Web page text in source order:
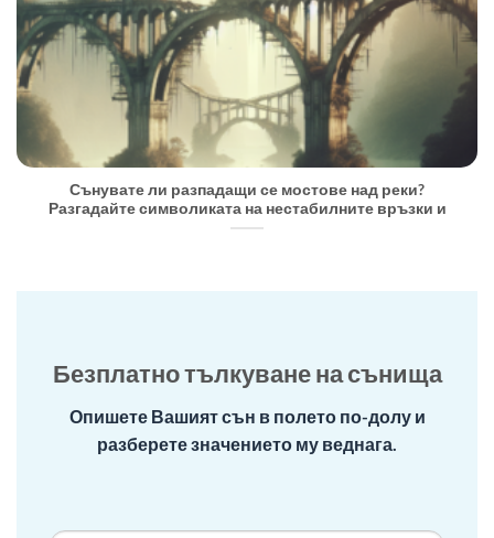
Сънувате ли разпадащи се мостове над реки?
Разгадайте символиката на нестабилните връзки и
Безплатно тълкуване на сънища
Опишете Вашият сън в полето по-долу и
разберете значението му веднага.